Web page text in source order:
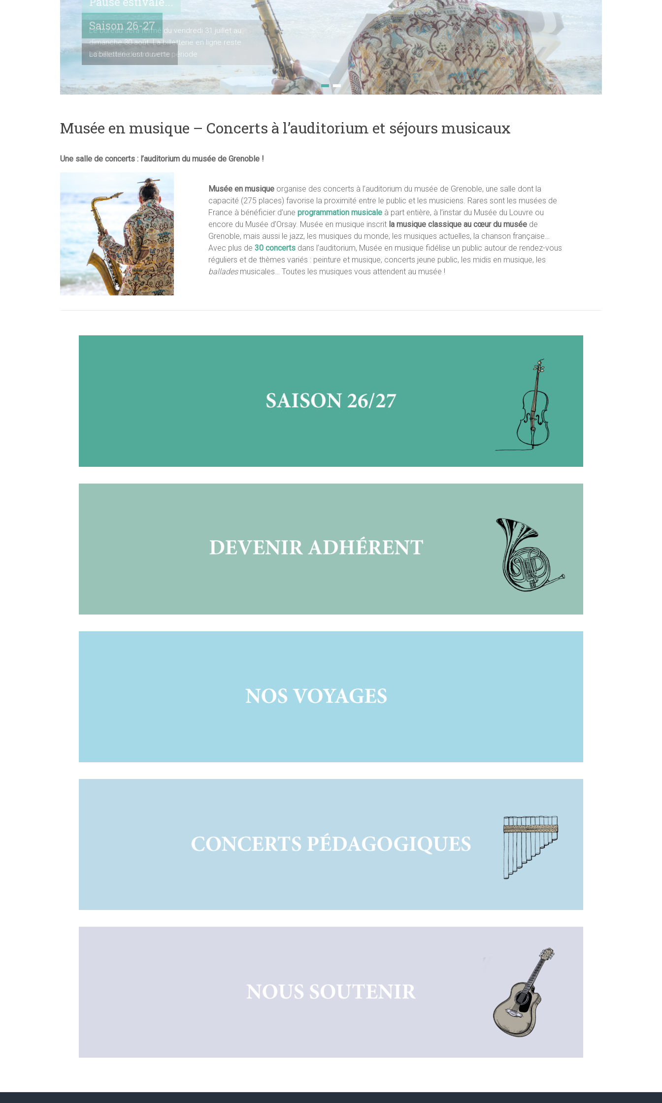
Le bureau sera fermé du vendredi 31 juillet au
dimanche 30 août. La billetterie en ligne reste
accessible durant cette période
Musée en musique – Concerts à l’auditorium et séjours musicaux
Une salle de concerts : l’auditorium du musée de Grenoble !
Musée en musiqueorganise des concerts à l’auditorium du musée de Grenoble, une salle dont la
capacité (275 places) favorise la proximité entre le public et les musiciens. Rares sont les musées de
France à bénéficier d’une programmation musicale à part entière, à l’instar du Musée du Louvre ou
encore du Musée d’Orsay. Musée en musique inscrit la musique classique au cœur du muséede
Grenoble, mais aussi le jazz, les musiques du monde, les musiques actuelles, la chanson française…
Avec plus de 30 concertsdans l’auditorium, Musée en musique fidélise un public autour de rendez-vous
réguliers et de thèmes variés : peinture et musique, concerts jeune public, les midis en musique, les
ballades musicales… Toutes les musiques vous attendent au musée !